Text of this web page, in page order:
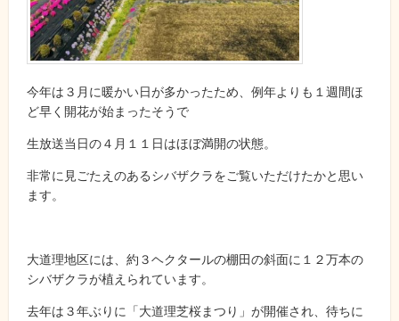
今年は３月に暖かい日が多かったため、例年よりも１週間ほ
ど早く開花が始まったそうで
生放送当日の４月１１日はほぼ満開の状態。
非常に見ごたえのあるシバザクラをご覧いただけたかと思い
ます。
大道理地区には、約３ヘクタールの棚田の斜面に１２万本の
シバザクラが植えられています。
去年は３年ぶりに「大道理芝桜まつり」が開催され、待ちに